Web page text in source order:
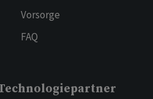
Vorsorge
FAQ